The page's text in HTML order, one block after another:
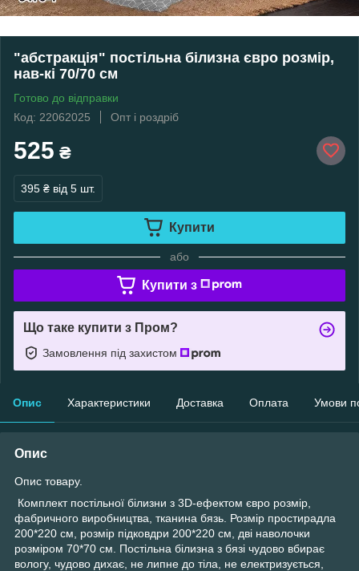
"абстракція" постільна білизна євро розмір,
нав-кі 70/70 см
Готово до відправки
Код: 22062025
Опт і роздріб
525 ₴
395 ₴ від 5 шт.
Купити
або
Купити з
Що таке купити з Пром?
Замовлення під захистом
Опис Характеристики Доставка Оплата Умови
Опис
Опис товару.
Комплект постільної білизни з 3D-ефектом євро розмір,
фабричного виробництва, тканина бязь. Розмір простирадла
200*220 см, розмір підковдри 200*220 см, дві наволочки
розміром 70*70 см. Постільна білизна з бязі чудово вбирає
вологу, чудово дихає, не липне до тіла, не електризується,